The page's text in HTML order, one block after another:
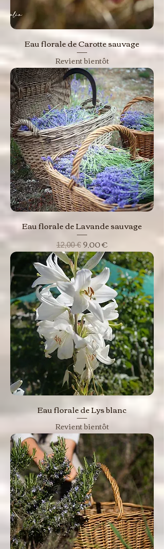
Eau florale de Carotte sauvage
Revient bientôt
Eau florale de Lavande sauvage
Prix original
12,00 € Prix promotionnel
9,00 €
Eau florale de Lys blanc
Revient bientôt